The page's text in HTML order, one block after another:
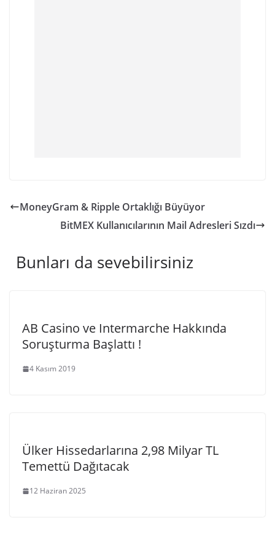
MoneyGram & Ripple Ortaklığı Büyüyor
BitMEX Kullanıcılarının Mail Adresleri Sızdı
Bunları da sevebilirsiniz
AB Casino ve Intermarche Hakkında
Soruşturma Başlattı !
4 Kasım 2019
Ülker Hissedarlarına 2,98 Milyar TL
Temettü Dağıtacak
12 Haziran 2025